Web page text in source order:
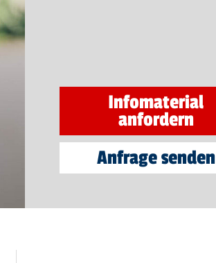
Infomaterial
anfordern
Anfrage senden